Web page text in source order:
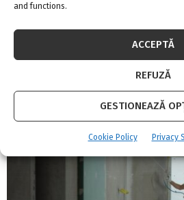
and functions.
ACCEPTĂ
REFUZĂ
GESTIONEAZĂ
Cookie Policy Privacy
3 lucruri surprinzătoare